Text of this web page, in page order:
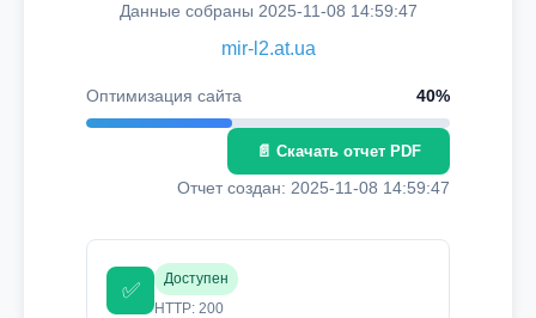
Данные собраны 2025-11-08 14:59:47
mir-l2.at.ua
Оптимизация сайта 40%
📄 Скачать отчет PDF
Отчет создан: 2025-11-08 14:59:47
✅
Доступен
HTTP: 200